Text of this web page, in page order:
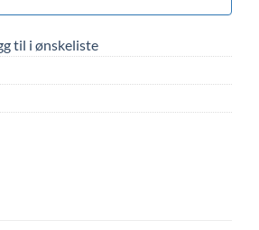
til i ønskeliste